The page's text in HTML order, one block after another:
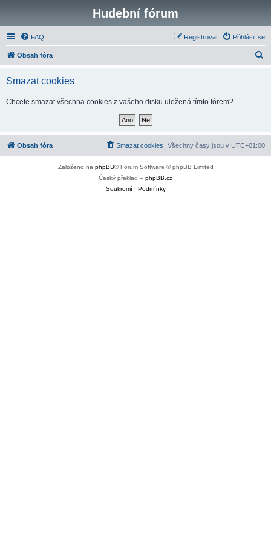
Hudební fórum
FAQ Přihlásit se
Registrovat
Obsah fóra
Smazat cookies
Chcete smazat všechna cookies z vašeho disku uložená tímto fórem?
Obsah fóra Všechny časy jsou v UTC+01:00
Smazat cookies
Založeno na phpBB® Forum Software © phpBB Limited
Český překlad – phpBB.cz
Soukromí| Podmínky